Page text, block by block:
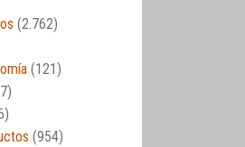
(2.762)
(121)
(954)